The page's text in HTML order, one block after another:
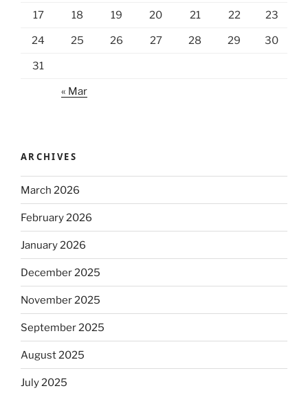
17 18 19 20 21 22 23
24 25 26 27 28 29 30
31
« Mar
ARCHIVES
March 2026
February 2026
January 2026
December 2025
November 2025
September 2025
August 2025
July 2025